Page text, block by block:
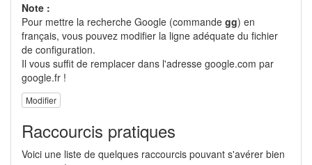
Note :
Pour mettre la recherche Google (commande gg) en
français, vous pouvez modifier la ligne adéquate du fichier
de configuration.
Il vous suffit de remplacer dans l'adresse google.com par
google.fr !
Modifier
Raccourcis pratiques
Voici une liste de quelques raccourcis pouvant s'avérer bien